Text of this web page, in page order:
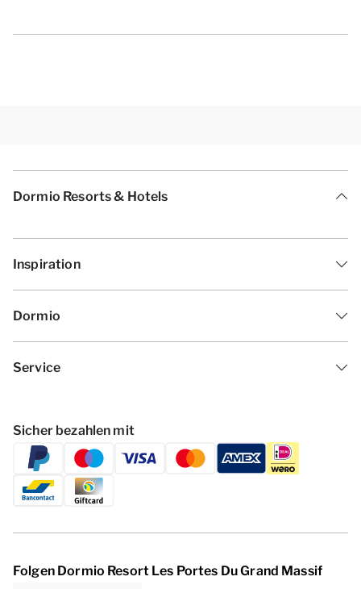
Dormio Resorts & Hotels
Inspiration
Dormio
Service
Sicher bezahlen mit
Folgen Dormio Resort Les Portes Du Grand Massif